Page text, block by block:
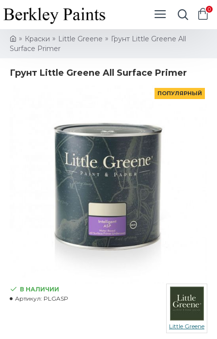
0
Краски Little Greene
Грунт Little Greene All
Surface Primer
Грунт Little Greene All Surface Primer
ПОПУЛЯРНЫЙ
В НАЛИЧИИ
Артикул: PLGASP
Little Greene